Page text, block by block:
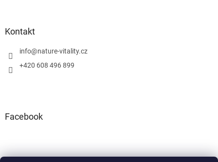
Kontakt
info@nature-vitality.cz
+420 608 496 899
Facebook